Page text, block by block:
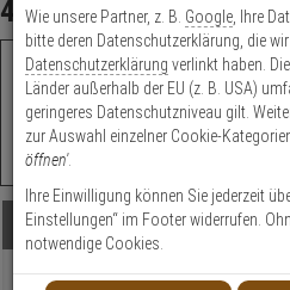
Preis Filter (
€
Modell / Serie
geben
Sie
mindestens
Zeichen
ein,
um
die
Suche
wurde
noch
Kategorien
Suche
gestartet
4K Kameras
Schnellauswahl:Welche
Wie unsere Partner, z. B. Google , Ihre
bitte deren Datenschutzerklärung, die
Datenschutzerklärung verlinkt haben.
Länder außerhalb der EU (z. B. USA)
geringeres Datenschutzniveau gilt.
zur Auswahl einzelner Cookie-
öffnen'.
Ihre Einwilligung können Sie jederzeit
Einstellungen“ im Footer widerrufen.
notwendige Cookies.